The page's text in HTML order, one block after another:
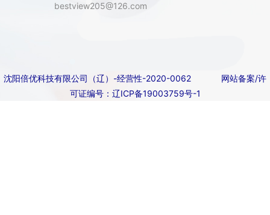
bestview205@126.com
沈阳倍优科技有限公司（辽）-经营性-2020-0062
网站备案/许
可证编号：辽ICP备19003759号-1